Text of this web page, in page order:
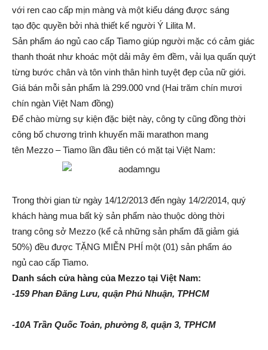
với ren cao cấp mịn màng và một kiểu dáng được sáng
tạo độc quyền bởi nhà thiết kế người Ý Lilita M.
Sản phẩm áo ngủ cao cấp Tiamo giúp người mặc có cảm giác
thanh thoát như khoác một dải mây êm đềm, vải lụa quấn quýt
từng bước chân và tôn vinh thân hình tuyệt đẹp của nữ giới.
Giá bán mỗi sản phẩm là 299.000 vnd (Hai trăm chín mươi
chín ngàn Việt Nam đồng)
Để chào mừng sự kiện đặc biệt này, công ty cũng đồng thời
công bố chương trình khuyến mãi marathon mang
tên Mezzo – Tiamo lần đầu tiên có mặt tại Việt Nam:
Trong thời gian từ ngày 14/12/2013 đến ngày 14/2/2014, quý
khách hàng mua bất kỳ sản phẩm nào thuộc dòng thời
trang công sở Mezzo (kể cả những sản phẩm đã giảm giá
50%) đều được TẶNG MIỄN PHÍ một (01) sản phẩm áo
ngủ cao cấp Tiamo.
Danh sách cửa hàng của Mezzo tại Việt Nam:
-159 Phan Đăng Lưu, quận Phú Nhuận, TPHCM
-10A Trần Quốc Toản, phường 8, quận 3, TPHCM